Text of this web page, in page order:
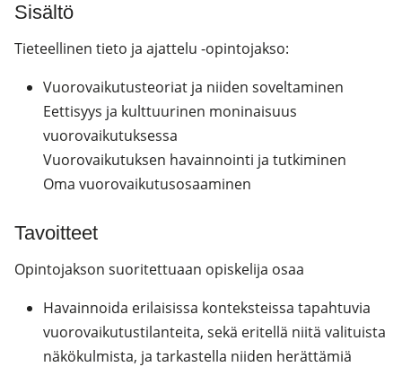
Sisältö
Tieteellinen tieto ja ajattelu -opintojakso:
Vuorovaikutusteoriat ja niiden soveltaminen
Eettisyys ja kulttuurinen moninaisuus
vuorovaikutuksessa
Vuorovaikutuksen havainnointi ja tutkiminen
Oma vuorovaikutusosaaminen
Tavoitteet
Opintojakson suoritettuaan opiskelija osaa
Havainnoida erilaisissa konteksteissa tapahtuvia
vuorovaikutustilanteita, sekä eritellä niitä valituista
näkökulmista, ja tarkastella niiden herättämiä